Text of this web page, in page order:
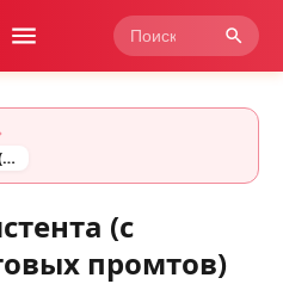
Промт для ассистента (с примерами готовых промтов)
(с
промтов)